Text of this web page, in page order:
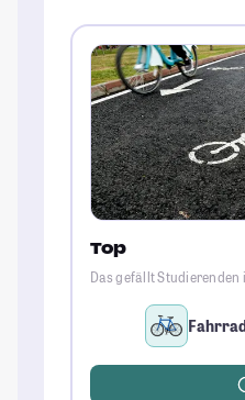
Top
Das gefällt Studierenden